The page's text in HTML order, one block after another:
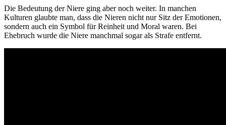
Die Bedeutung der Niere ging aber noch weiter. In manchen
Kulturen glaubte man, dass die Nieren nicht nur Sitz der Emotionen,
sondern auch ein Symbol für Reinheit und Moral waren. Bei
Ehebruch wurde die Niere manchmal sogar als Strafe entfernt.